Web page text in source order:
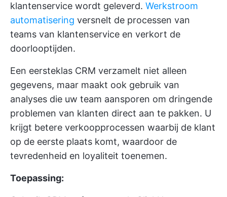
klantenservice wordt geleverd. Werkstroom
automatisering versnelt de processen van
teams van klantenservice en verkort de
doorlooptijden.
Een eersteklas CRM verzamelt niet alleen
gegevens, maar maakt ook gebruik van
analyses die uw team aansporen om dringende
problemen van klanten direct aan te pakken. U
krijgt betere verkoopprocessen waarbij de klant
op de eerste plaats komt, waardoor de
tevredenheid en loyaliteit toenemen.
Toepassing: